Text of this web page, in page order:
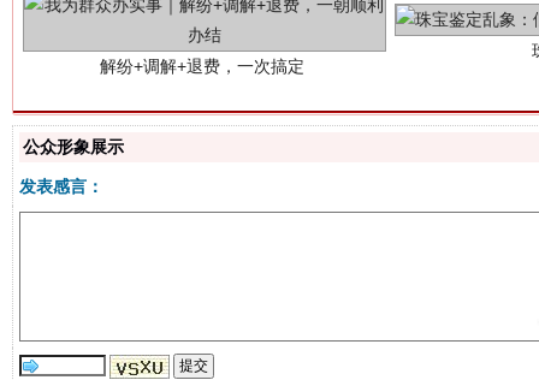
站台名比不上好声名
公众形象展示
发表感言：